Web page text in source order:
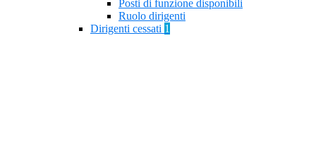
Posti di funzione disponibili
Ruolo dirigenti
Dirigenti cessati 1